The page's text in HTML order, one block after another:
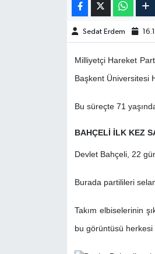
Sedat Erdem
Milliyetçi Hareket
Başkent Üniversitesi
Bu süreçte 71
BAHÇELİ İLK KEZ
Devlet Bahçeli, 22
Burada partilileri
Takım elbiselerinin
bu görüntüsü herkesi